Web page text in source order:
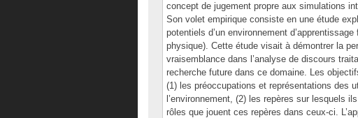
concept de jugement propre aux simulations
Son volet empirique consiste en une étude
potentiels d’un environnement
physique). Cette étude visait à démontrer la
vraisemblance dans l’analyse de discours
recherche future dans ce domaine. Les
(1) les préoccupations et représentations des
l’environnement, (2) les repères sur lesquels
rôles que jouent ces repères dans ceux-ci.